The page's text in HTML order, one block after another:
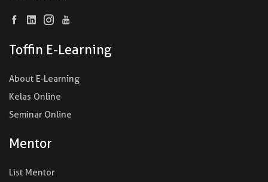
Toffin E-Learning
About E-Learning
Kelas Online
Seminar Online
Mentor
List Mentor